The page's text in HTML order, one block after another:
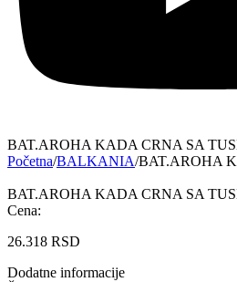
BAT.AROHA KADA CRNA SA
Početna/BALKANIA/BAT.AROHA
BAT.AROHA KADA CRNA SA
Cena:
26.318 RSD
Dodatne informacije